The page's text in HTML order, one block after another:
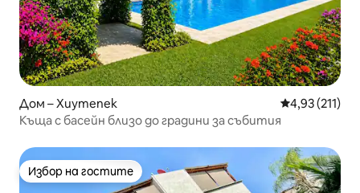
Дом – Хиутепек Средна
4,93 (211)
Къща с басейн близо до градини за събития
Избор на гостите
Избор на гостите